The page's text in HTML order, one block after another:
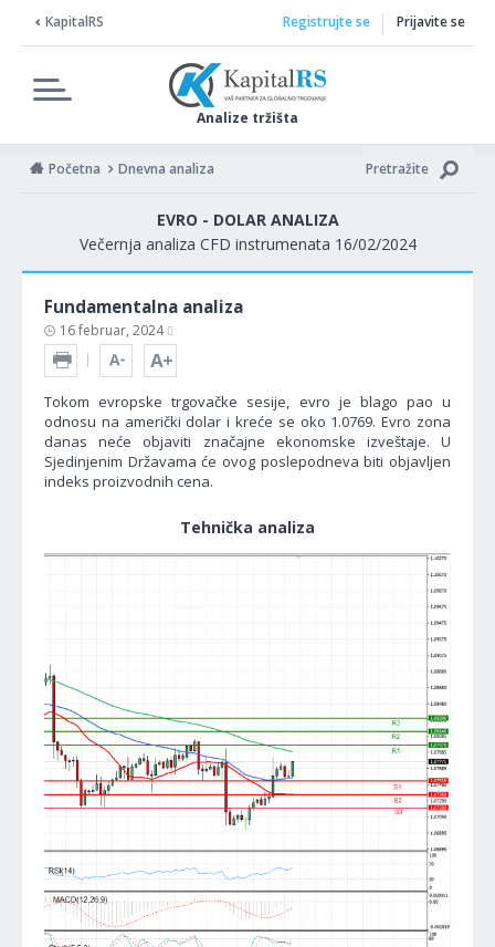
KapitalRS
Analize tržišta
Registrujte se Prijavite se
Početna Dnevna analiza Pretražite
EVRO - DOLAR ANALIZA
Večernja analiza CFD instrumenata 16/02/2024
Fundamentalna analiza
16 februar, 2024
Tokom evropske trgovačke sesije, evro je blago pao u
odnosu na američki dolar i kreće se oko 1.0769. Evro zona
danas neće objaviti značajne ekonomske izveštaje. U
Sjedinjenim Državama će ovog poslepodneva biti objavljen
indeks proizvodnih cena.
Tehnička analiza